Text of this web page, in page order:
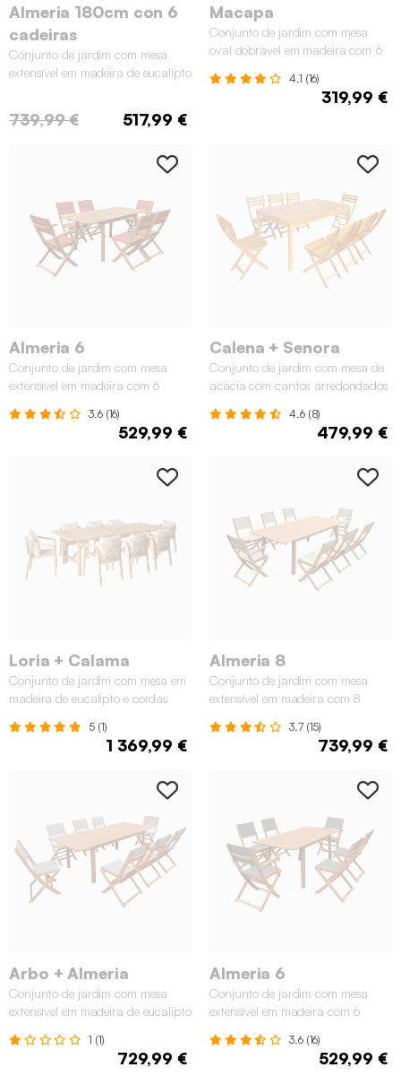
Almeria 180cm con 6
cadeiras
Conjunto de jardim com mesa
extensível em madeira de eucalipto
739,99 € 517,99 €
Macapa
Conjunto de jardim com mesa
oval dobrável em madeira com 6
4.1 (16)
319,99 €
Almeria 6
Conjunto de jardim com mesa
extensível em madeira com 6
3.6 (16)
529,99 €
Calena + Senora
Conjunto de jardim com mesa de
acácia com cantos arredondados
4.6 (8)
479,99 €
Loria + Calama
Conjunto de jardim com mesa em
madeira de eucalipto e cordas
5 (1)
1 369,99 €
Almeria 8
Conjunto de jardim com mesa
extensível em madeira com 8
3.7 (15)
739,99 €
Arbo + Almeria
Conjunto de jardim com mesa
extensível em madeira de eucalipto
1 (1)
729,99 €
Almeria 6
Conjunto de jardim com mesa
extensível em madeira com 6
3.6 (16)
529,99 €